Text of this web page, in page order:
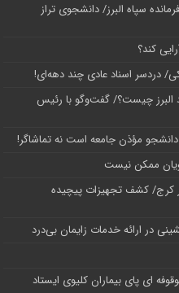
سپاه البرز/ دانشجوی تراز
کند؟
دردسر اسناد عادی چند‌ دهه‌ای!
البرز چیست؟/ گفت‌وگو با رئیس
مؤذن جامعه است نه تماشاگر!
ممکن نیست
کرج/‌ کشف تجهیزات پیچیده
ای پای بیماران کلیوی ایستاد